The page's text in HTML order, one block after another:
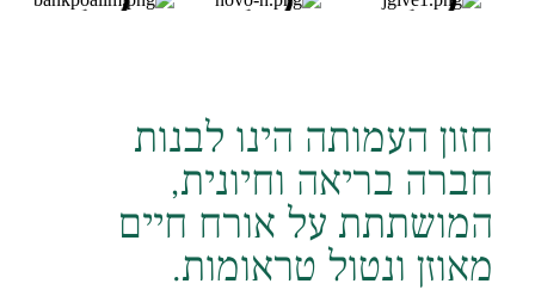
העמותה הינו לבנות
בריאה וחיונית,
על אורח חיים
ונטול טראומות.